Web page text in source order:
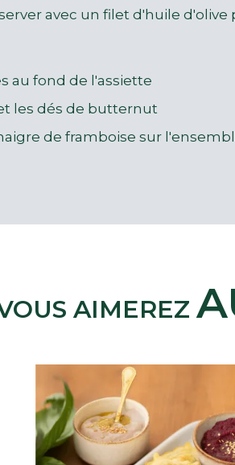
avec un filet d'huile
au fond de l'assiette
les dés de butternut
de framboise sur
AIMEREZ